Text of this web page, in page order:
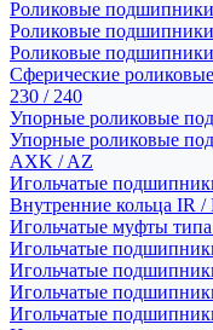
Роликовые
Роликовые
Роликовые
Сферические
230 / 240
Упорные роликовые
Упорные роликовые
AXK / AZ
Игольчатые
Внутренние кольца IR /
Игольчатые муфты
Игольчатые
Игольчатые
Игольчатые
Игольчатые